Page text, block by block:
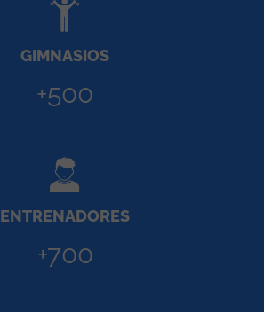
GIMNASIOS
+500
ENTRENADORES
+700